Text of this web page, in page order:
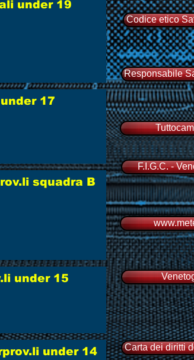
under 19
17
squadra B
under 15
under 14
Codice etico
Responsabile
F.I.G.C. -
Carta dei diritti